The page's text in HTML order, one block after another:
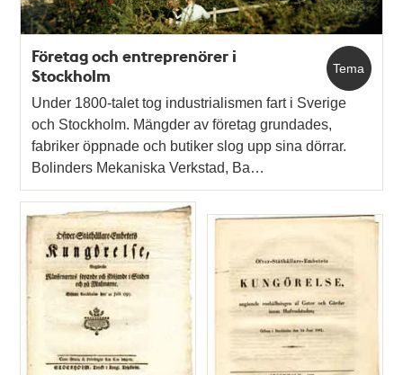
Tema
Företag och entreprenörer i
Stockholm
Under 1800-talet tog industrialismen fart i Sverige
och Stockholm. Mängder av företag grundades,
fabriker öppnade och butiker slog upp sina dörrar.
Bolinders Mekaniska Verkstad, Ba…